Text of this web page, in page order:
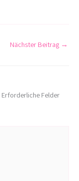
Nächster Beitrag →
Erforderliche Felder